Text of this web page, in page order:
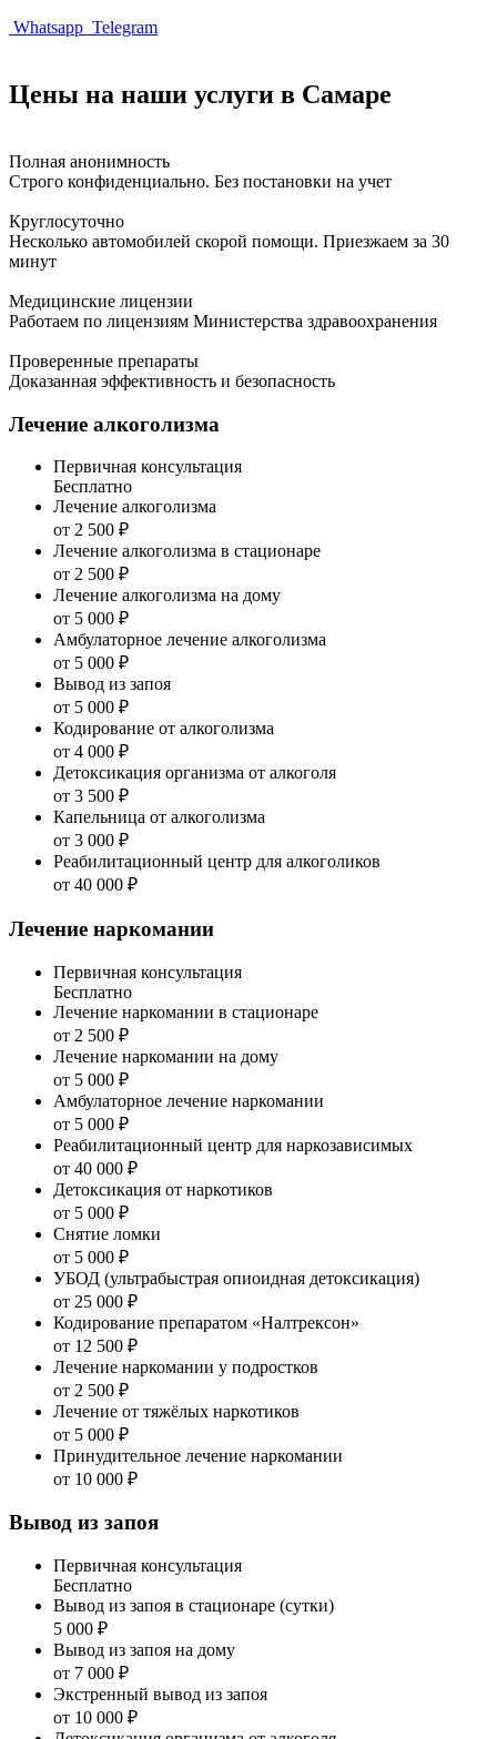
Whatsapp Telegram
Цены на наши услуги в Самаре
Полная анонимность
Строго конфиденциально. Без постановки на учет
Круглосуточно
Несколько автомобилей скорой помощи. Приезжаем за 30
минут
Медицинские лицензии
Работаем по лицензиям Министерства здравоохранения
Проверенные препараты
Доказанная эффективность и безопасность
Лечение алкоголизма
Первичная консультация
Бесплатно
Лечение алкоголизма
от 2 500 ₽
Лечение алкоголизма в стационаре
от 2 500 ₽
Лечение алкоголизма на дому
от 5 000 ₽
Амбулаторное лечение алкоголизма
от 5 000 ₽
Вывод из запоя
от 5 000 ₽
Кодирование от алкоголизма
от 4 000 ₽
Детоксикация организма от алкоголя
от 3 500 ₽
Капельница от алкоголизма
от 3 000 ₽
Реабилитационный центр для алкоголиков
от 40 000 ₽
Лечение наркомании
Первичная консультация
Бесплатно
Лечение наркомании в стационаре
от 2 500 ₽
Лечение наркомании на дому
от 5 000 ₽
Амбулаторное лечение наркомании
от 5 000 ₽
Реабилитационный центр для наркозависимых
от 40 000 ₽
Детоксикация от наркотиков
от 5 000 ₽
Снятие ломки
от 5 000 ₽
УБОД (ультрабыстрая опиоидная детоксикация)
от 25 000 ₽
Кодирование препаратом «Налтрексон»
от 12 500 ₽
Лечение наркомании у подростков
от 2 500 ₽
Лечение от тяжёлых наркотиков
от 5 000 ₽
Принудительное лечение наркомании
от 10 000 ₽
Вывод из запоя
Первичная консультация
Бесплатно
Вывод из запоя в стационаре (сутки)
5 000 ₽
Вывод из запоя на дому
от 7 000 ₽
Экстренный вывод из запоя
от 10 000 ₽